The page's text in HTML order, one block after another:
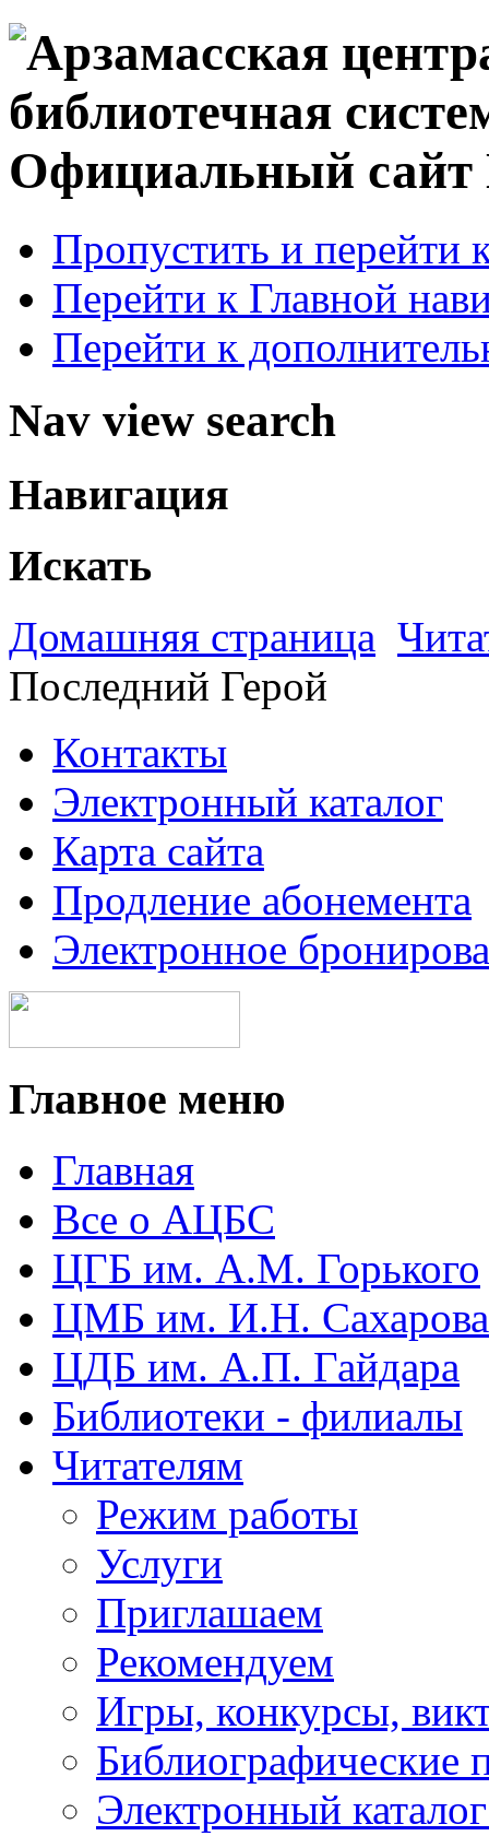
Официальный
Пропустить и перейти
Перейти к Главной
Перейти к
Nav view search
Навигация
Искать
Домашняя страница
Последний Герой
Контакты
Электронный каталог
Карта сайта
Продление абонемента
Электронное
Главное меню
Главная
Все о АЦБС
ЦГБ им. А.М. Горького
ЦМБ им. И.Н. Сахарова
ЦДБ им. А.П. Гайдара
Библиотеки - филиалы
Читателям
Режим работы
Услуги
Приглашаем
Рекомендуем
Игры, конкурсы,
Библиографические
Электронный